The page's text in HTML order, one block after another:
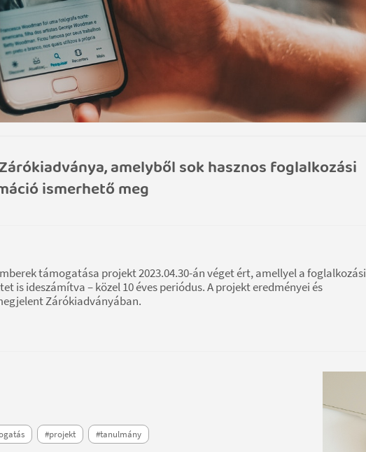
amelyből sok hasznos foglalkozási
ismerhető meg
támogatása projekt 2023.04.30-án véget ért, amellyel a foglalkozási
is ideszámítva – közel 10 éves periódus. A projekt eredményei és
Zárókiadványában.
#projekt #tanulmány